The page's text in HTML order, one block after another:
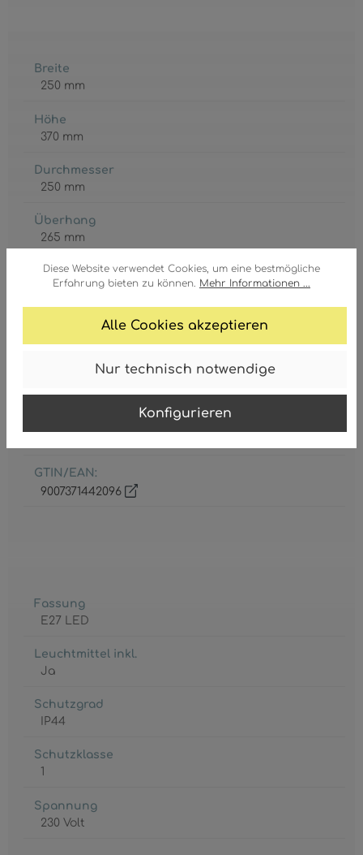
Diese Website verwendet Cookies, um eine bestmögliche
Erfahrung bieten zu können. Mehr Informationen ...
Alle Cookies akzeptieren
Nur technisch notwendige
Konfigurieren
Breite
250 mm
Höhe
370 mm
Durchmesser
250 mm
Überhang
265 mm
Korpus
Edelstahl , Aluminium, anthrazit
GTIN/EAN:
9007371442096
Fassung
E27 LED
Leuchtmittel inkl.
Ja
Schutzgrad
IP44
Schutzklasse
1
Spannung
230 Volt